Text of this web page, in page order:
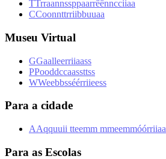
TTrraannssppaarrêênncciiaa
CCoonnttrriibbuuaa
Museu Virtual
GGaalleerriiaass
PPooddccaassttss
WWeebbsséérriieess
Para a cidade
AAqquuii tteemm mmeemmóórriiaa
Para as Escolas